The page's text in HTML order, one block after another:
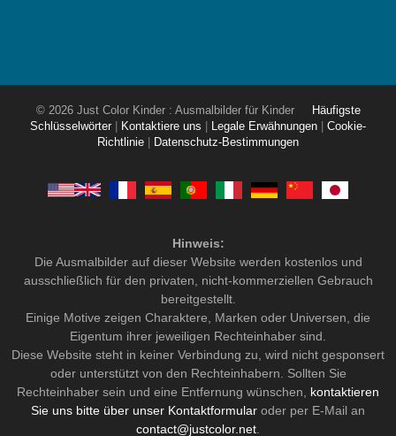
© 2026 Just Color Kinder : Ausmalbilder für Kinder
Häufigste
Schlüsselwörter
Kontaktiere uns Legale Erwähnungen
Cookie-
Richtlinie
Datenschutz-Bestimmungen
Hinweis:
Die Ausmalbilder auf dieser Website werden kostenlos und
ausschließlich für den privaten, nicht-kommerziellen Gebrauch
bereitgestellt.
Einige Motive zeigen Charaktere, Marken oder Universen, die
Eigentum ihrer jeweiligen Rechteinhaber sind.
Diese Website steht in keiner Verbindung zu, wird nicht gesponsert
oder unterstützt von den Rechteinhabern. Sollten Sie
Rechteinhaber sein und eine Entfernung wünschen, kontaktieren
Sie uns bitte über unser Kontaktformular oder per E-Mail an
contact@justcolor.net